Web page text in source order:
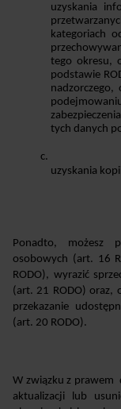
uzyskania
kategoriach
tego okresu,
podstawie
tych danych
uzyskania
Ponadto, możesz
osobowych (art. 16
RODO), wyrazić
(art. 21 RODO) oraz,
przekazanie
(art. 20 RODO).
W związku z prawem
aktualizacji lub